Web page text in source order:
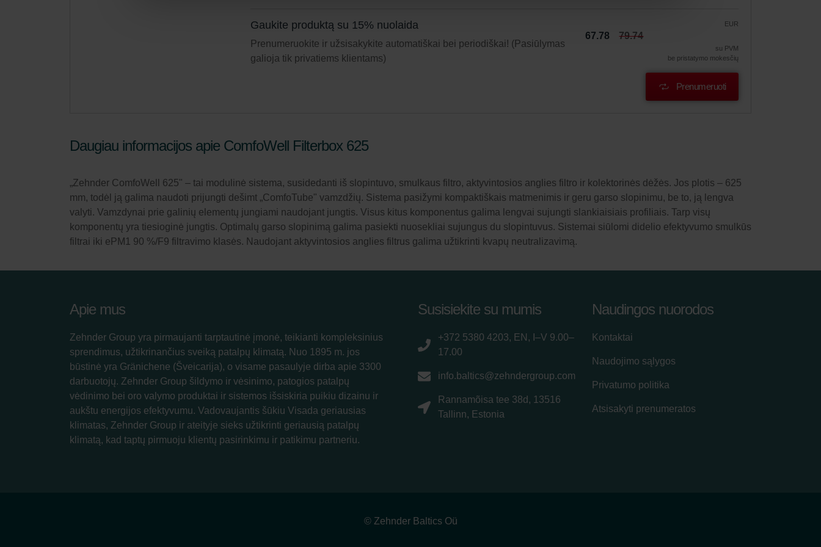
Gaukite produktą su 15% nuolaida
Prenumeruokite ir užsisakykite automatiškai bei periodiškai! (Pasiūlymas
galioja tik privatiems klientams)
EUR
67.78 79.74
su PVM
be pristatymo mokesčių
Prenumeruoti
Daugiau informacijos apie ComfoWell Filterbox 625
„Zehnder ComfoWell 625" – tai modulinė sistema, susidedanti iš slopintuvo, smulkaus filtro, aktyvintosios anglies filtro ir kolektorinės dėžės. Jos plotis – 625
mm, todėl ją galima naudoti prijungti dešimt „ComfoTube" vamzdžių. Sistema pasižymi kompaktiškais matmenimis ir geru garso slopinimu, be to, ją lengva
valyti. Vamzdynai prie galinių elementų jungiami naudojant jungtis. Visus kitus komponentus galima lengvai sujungti slankiaisiais profiliais. Tarp visų
komponentų yra tiesioginė jungtis. Optimalų garso slopinimą galima pasiekti nuosekliai sujungus du slopintuvus. Sistemai siūlomi didelio efektyvumo smulkūs
filtrai iki ePM1 90 %/F9 filtravimo klasės. Naudojant aktyvintosios anglies filtrus galima užtikrinti kvapų neutralizavimą.
Apie mus
Zehnder Group yra pirmaujanti tarptautinė įmonė, teikianti kompleksinius
sprendimus, užtikrinančius sveiką patalpų klimatą. Nuo 1895 m. jos
būstinė yra Gränichene (Šveicarija), o visame pasaulyje dirba apie 3300
darbuotojų. Zehnder Group šildymo ir vėsinimo, patogios patalpų
vėdinimo bei oro valymo produktai ir sistemos išsiskiria puikiu dizainu ir
aukštu energijos efektyvumu. Vadovaujantis šūkiu Visada geriausias
klimatas, Zehnder Group ir ateityje sieks užtikrinti geriausią patalpų
klimatą, kad taptų pirmuoju klientų pasirinkimu ir patikimu partneriu.
Susisiekite su mumis
+372 5380 4203, EN, I–V 9.00–
17.00
info.baltics@zehndergroup.com
Rannamõisa tee 38d, 13516
Tallinn, Estonia
Naudingos nuorodos
Kontaktai
Naudojimo sąlygos
Privatumo politika
Atsisakyti prenumeratos
© Zehnder Baltics Oü